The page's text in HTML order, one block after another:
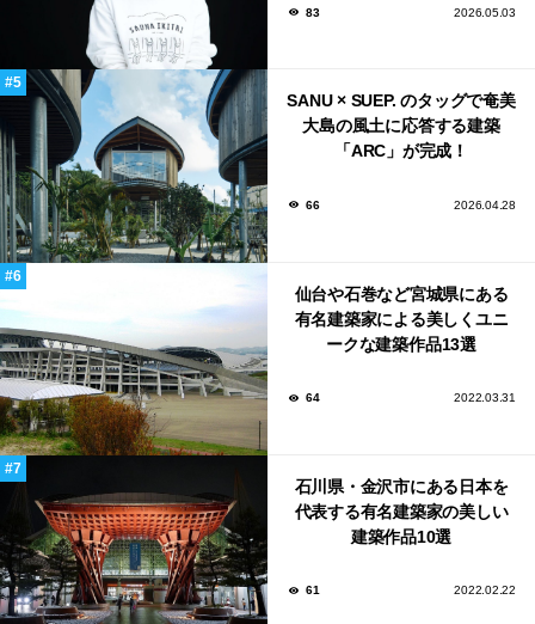
83 2026.05.03
SANU × SUEP. のタッグで奄美
大島の風土に応答する建築
「ARC」が完成！
66 2026.04.28
仙台や石巻など宮城県にある
有名建築家による美しくユニ
ークな建築作品13選
64 2022.03.31
石川県・金沢市にある日本を
代表する有名建築家の美しい
建築作品10選
61 2022.02.22